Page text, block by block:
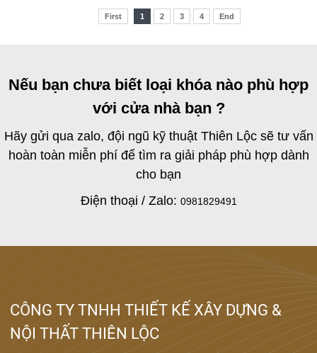
First 1 2 3 4 End
Nếu bạn chưa biết loại khóa nào phù hợp
với cửa nhà bạn ?
Hãy gửi qua zalo, đội ngũ kỹ thuật Thiên Lộc sẽ tư vấn
hoàn toàn miễn phí để tìm ra giải pháp phù hợp dành
cho bạn
Điện thoại / Zalo: 0981829491
CÔNG TY TNHH THIẾT KẾ XÂY DỰNG &
NỘI THẤT THIÊN LỘC